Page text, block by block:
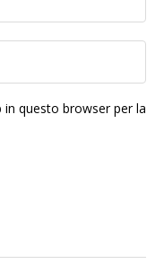
questo browser per la